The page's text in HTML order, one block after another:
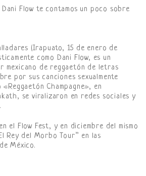
Flow te contamos un poco sobre
(Irapuato, 15 de enero de
como Dani Flow, es un
mexicano de reggaetón de letras
por sus canciones sexualmente
Champagne», en
se viralizaron en redes sociales y
el Flow Fest, y en diciembre del mismo
Rey del Morbo Tour” en las
México.